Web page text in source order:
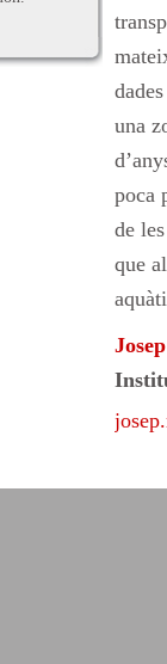
una
poca
de
que